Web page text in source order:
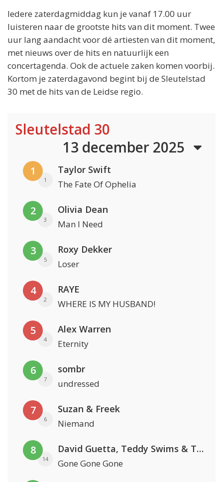
Iedere zaterdagmiddag kun je vanaf 17.00 uur
luisteren naar de grootste hits van dit moment. Twee
uur lang aandacht voor dé artiesten van dit moment,
met nieuws over de hits en natuurlijk een
concertagenda. Ook de actuele zaken komen voorbij.
Kortom je zaterdagavond begint bij de Sleutelstad
30 met de hits van de Leidse regio.
Sleutelstad 30
13 december 2025
1
1
Taylor Swift
The Fate Of Ophelia
2
3
Olivia Dean
Man I Need
3
5
Roxy Dekker
Loser
4
2
RAYE
WHERE IS MY HUSBAND!
5
4
Alex Warren
Eternity
6
7
sombr
undressed
7
6
Suzan & Freek
Niemand
8
14
David Guetta, Teddy Swims & Tones And I
Gone Gone Gone